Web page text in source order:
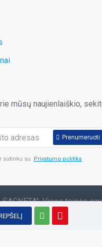
mūsų naujienlaiškio,
Prenumeruoti
sutinku su Privatumo politika
Visos teisės